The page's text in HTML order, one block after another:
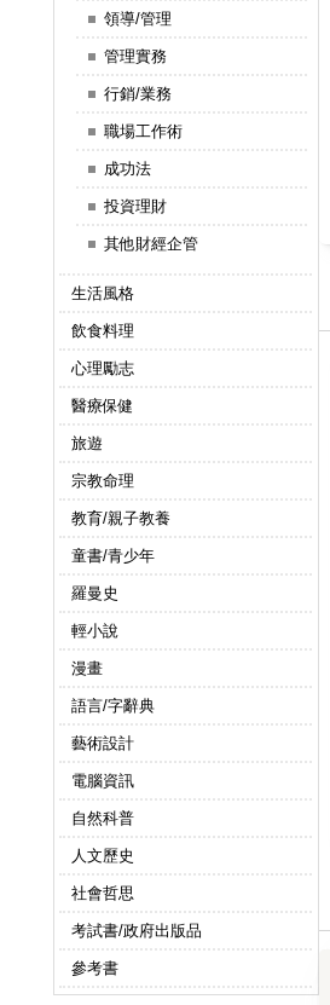
領導/管理
管理實務
行銷/業務
職場工作術
成功法
投資理財
其他財經企管
生活風格
飲食料理
心理勵志
醫療保健
旅遊
宗教命理
教育/親子教養
童書/青少年
羅曼史
輕小說
漫畫
語言/字辭典
藝術設計
電腦資訊
自然科普
人文歷史
社會哲思
考試書/政府出版品
參考書